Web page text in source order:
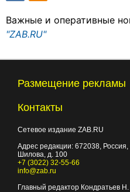
Важные и оперативные
"ZAB.RU"
Размещение рекламы
Контакты
Сетевое издание ZAB.RU
Адрес редакции: 672038 ,
Шилова, д. 100
+7 (3022) 32-55-66
info@zab.ru
Главный редактор Кондратьев Н.